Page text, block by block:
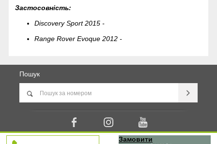
Застосовність:
Discovery Sport 2015 -
Range Rover Evoque 2012 -
Замовити
Пошук
© usp.in.ua - United Spare Parts. Запчастини Porsche, Bentley, Range Rover, Jaguar | Всі права захищенно.